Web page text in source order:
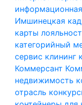
Имшинецкая
карты
категорийный
сервис клининг
Коммерсант
недвижимость
отрасль